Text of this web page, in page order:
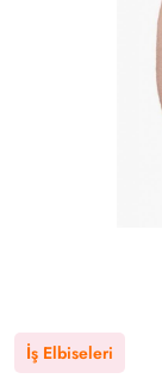
İş Elbiseleri